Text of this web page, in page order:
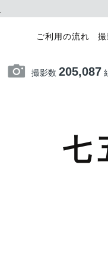
ご利用の流れ
撮影数 205,087
七